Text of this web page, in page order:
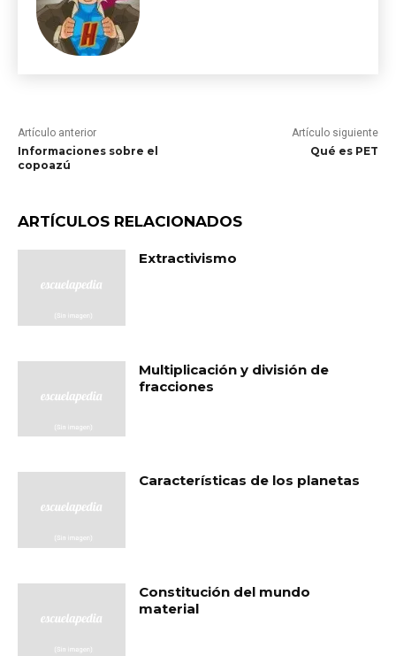
Artículo anterior
Informaciones sobre el
copoazú
Artículo siguiente
Qué es PET
ARTÍCULOS RELACIONADOS
Extractivismo
Multiplicación y división de
fracciones
Características de los planetas
Constitución del mundo
material